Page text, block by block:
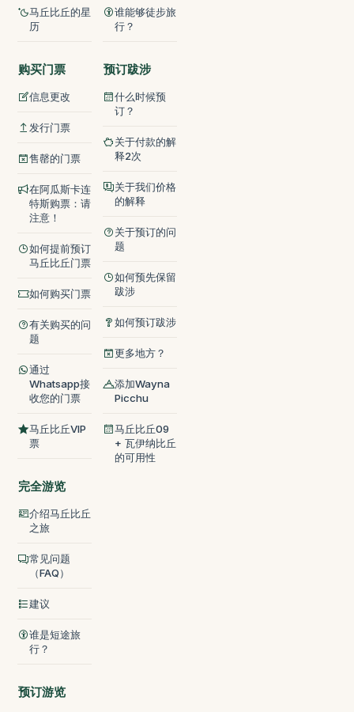
马丘比丘的星
历
购买门票
信息更改
发行门票
售罄的门票
在阿瓜斯卡连
特斯购票：请
注意！
如何提前预订
马丘比丘门票
如何购买门票
有关购买的问
题
通过
Whatsapp接
收您的门票
马丘比丘VIP
票
完全游览
介绍马丘比丘
之旅
常见问题
（FAQ）
建议
谁是短途旅
行？
预订游览
谁能够徒步旅
行？
预订跋涉
什么时候预
订？
关于付款的解
释2次
关于我们价格
的解释
关于预订的问
题
如何预先保留
跋涉
如何预订跋涉
更多地方？
添加Wayna
Picchu
马丘比丘09
+ 瓦伊纳比丘
的可用性